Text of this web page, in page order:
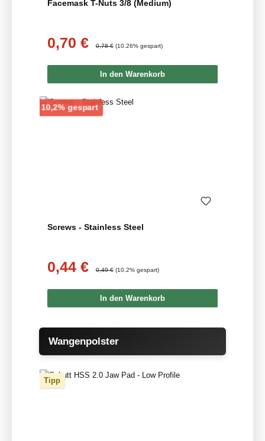
Facemask T-Nuts 3/8 (Medium)
Verkaufspreis:
0,70 € 0,78 € (10.26% gespart)
In den Warenkorb
10,2% gespartRabatt
Screws - Stainless Steel
Verkaufspreis:
0,44 € 0,49 € (10.2% gespart)
In den Warenkorb
Produktgalerie überspringen
Wangenpolster
Tipp